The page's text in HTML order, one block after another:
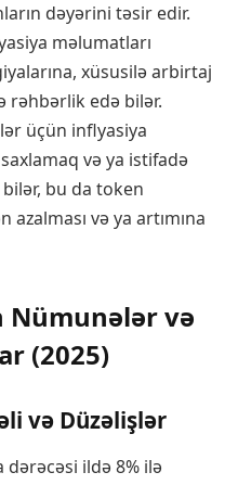
dəyərini təsir edir.
məlumatları
xüsusilə arbirtaj
rəhbərlik edə bilər.
üçün inflyasiya
və ya istifadə
bu da token
və ya artımına
Nümunələr və
(2025)
və Düzəlişlər
dərəcəsi ildə 8% ilə